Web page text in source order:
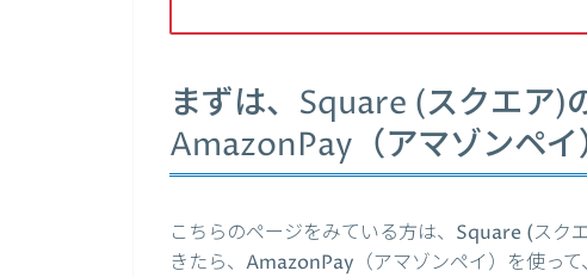
まずは、Square (スクエア)
AmazonPay（アマゾンペイ
こちらのページをみている方は、Square (スク
きたら、AmazonPay（アマゾンペイ）を使っ